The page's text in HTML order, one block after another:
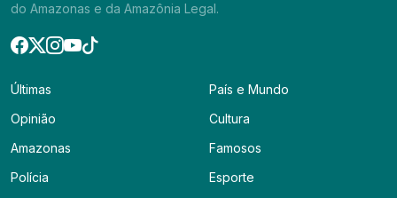
do Amazonas e da Amazônia Legal.
Últimas
Opinião
Amazonas
Polícia
País e Mundo
Cultura
Famosos
Esporte